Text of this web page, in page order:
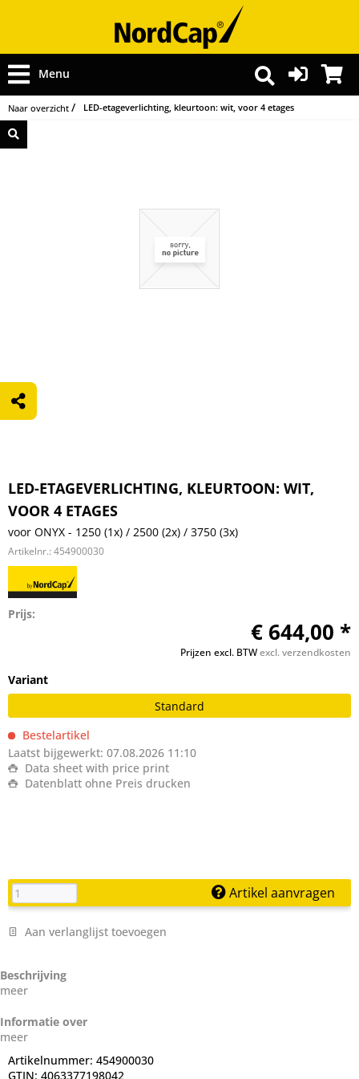
Menu
Naar overzicht LED-etageverlichting, kleurtoon: wit, voor 4 etages
LED-ETAGEVERLICHTING, KLEURTOON: WIT,
VOOR 4 ETAGES
voor ONYX - 1250 (1x) / 2500 (2x) / 3750 (3x)
Artikelnr.: 454900030
Prijs:
€ 644,00 *
Prijzen excl. BTWexcl. verzendkosten
Variant
Standard
Bestelartikel
Laatst bijgewerkt: 07.08.2026 11:10
Data sheet with price print
Datenblatt ohne Preis drucken
Artikel aanvragen
Aan verlanglijst toevoegen
Beschrijving
meer
Informatie over
meer
Artikelnummer: 454900030
GTIN: 4063377198042